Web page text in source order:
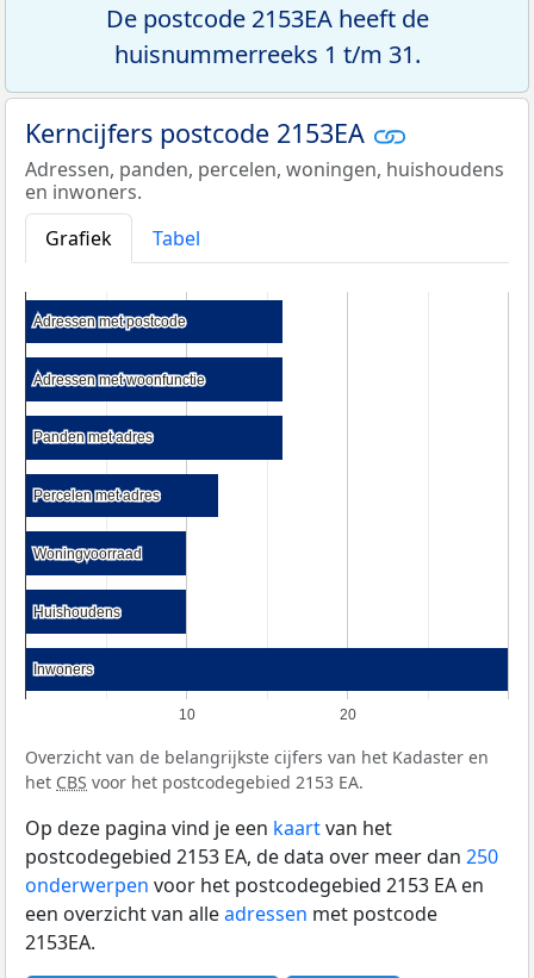
De postcode 2153EA heeft de
huisnummerreeks 1 t/m 31.
Kerncijfers postcode 2153EA
Adressen, panden, percelen, woningen, huishoudens
en inwoners.
Grafiek
Tabel
10 20
Adressen met postcode
Adressen met postcode
Adressen met woonfunctie
Adressen met woonfunctie
Panden met adres
Panden met adres
Percelen met adres
Percelen met adres
Woningvoorraad
Woningvoorraad
Huishoudens
Huishoudens
Inwoners
Inwoners
Overzicht van de belangrijkste cijfers van het Kadaster en
het CBS voor het postcodegebied 2153 EA.
Op deze pagina vind je een kaartvan het
postcodegebied 2153 EA, de data over meer dan 250
onderwerpen voor het postcodegebied 2153 EA en
een overzicht van alleadressen met postcode
2153EA.